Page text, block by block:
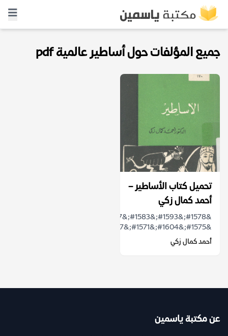
جميع المؤلفات حول أساطير عالمية pdf
تحميل كتاب الأساطير –
أحمد كمال زكي
&#1575;&#1604;&#1571;&#1587;&#1591;&#1608;&#1585;&#...
أحمد كمال زكي
عن مكتبة ياسمين